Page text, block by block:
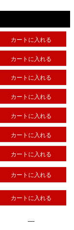
カートに入れる
カートに入れる
カートに入れる
カートに入れる
カートに入れる
カートに入れる
カートに入れる
カートに入れる
カートに入れる
—